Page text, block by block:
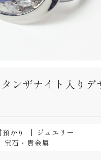
ンザナイト入りデ
預かり
ジュエリー
宝石・貴金属